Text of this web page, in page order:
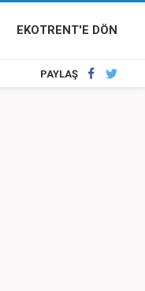
EKOTRENT'E DÖN
PAYLAŞ